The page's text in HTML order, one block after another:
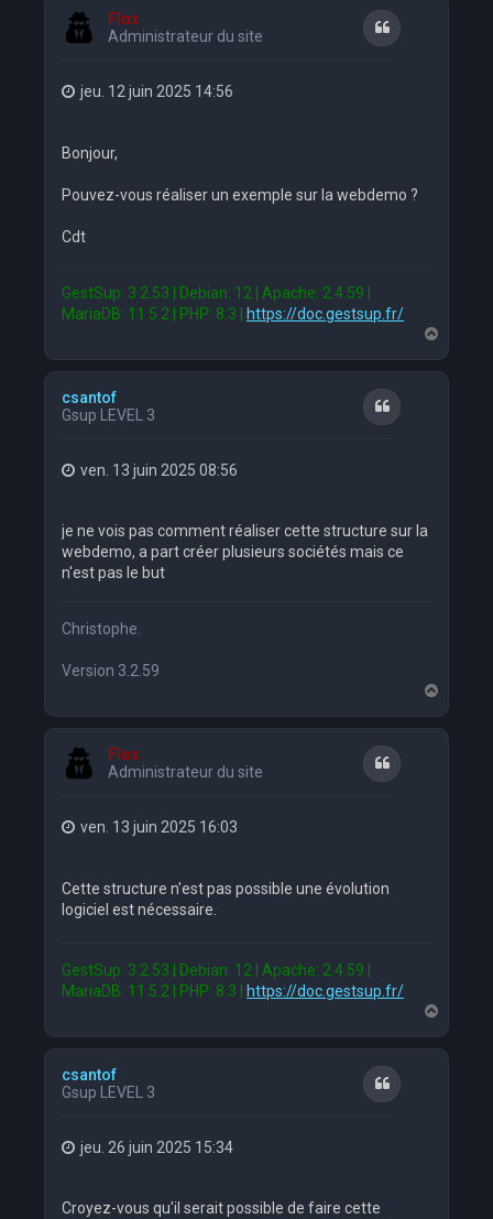
Flox
Administrateur du site
Citation
jeu. 12 juin 2025 14:56
Bonjour,
Pouvez-vous réaliser un exemple sur la webdemo ?
Cdt
GestSup: 3.2.53 | Debian: 12 | Apache: 2.4.59 |
MariaDB: 11.5.2 | PHP: 8.3 |
https://doc.gestsup.fr/
a
csantof
Gsup LEVEL 3
Citation
ven. 13 juin 2025 08:56
je ne vois pas comment réaliser cette structure sur la
webdemo, a part créer plusieurs sociétés mais ce
n'est pas le but
Christophe.
Version 3.2.59
a
u
Flox
Administrateur du site
Citation
ven. 13 juin 2025 16:03
Cette structure n'est pas possible une évolution
logiciel est nécessaire.
GestSup: 3.2.53 | Debian: 12 | Apache: 2.4.59 |
MariaDB: 11.5.2 | PHP: 8.3 |
https://doc.gestsup.fr/
a
csantof
Gsup LEVEL 3
Citation
jeu. 26 juin 2025 15:34
Croyez-vous qu'il serait possible de faire cette